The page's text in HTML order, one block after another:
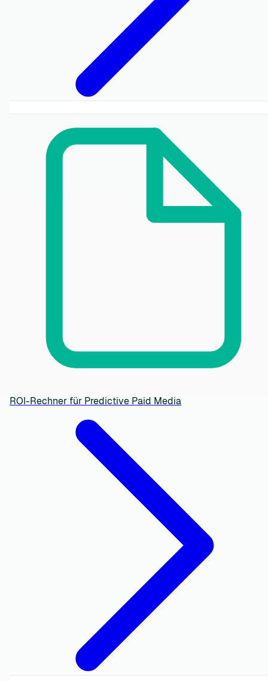
ROI-Rechner für Predictive Paid Media